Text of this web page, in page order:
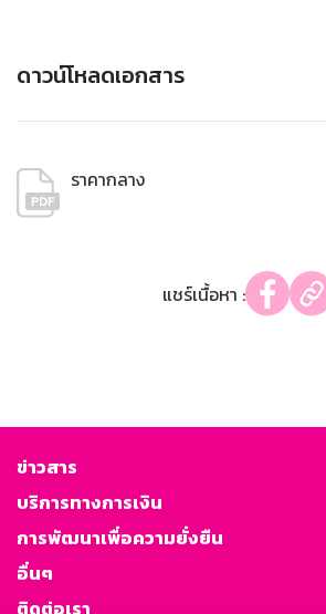
ดาวน์โหลดเอกสาร
ราคากลาง
แชร์เนื้อหา :
ข่าวสาร
บริการทางการเงิน
การพัฒนาเพื่อความยั่งยืน
อื่นๆ